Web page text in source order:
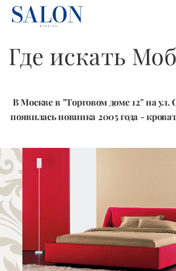
Где искать
В Москве в "Торговом доме 12" на ул.
появилась новинка 2005 года -